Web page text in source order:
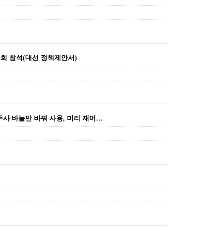
참석(대선 정책제안서)
사 바늘만 바꿔 사용, 미리 재어…